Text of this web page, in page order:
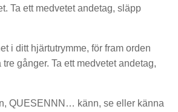
Ta ett medvetet andetag, släpp
i ditt hjärtutrymme, för fram orden
tre gånger. Ta ett medvetet andetag,
QUESENNN… känn, se eller känna